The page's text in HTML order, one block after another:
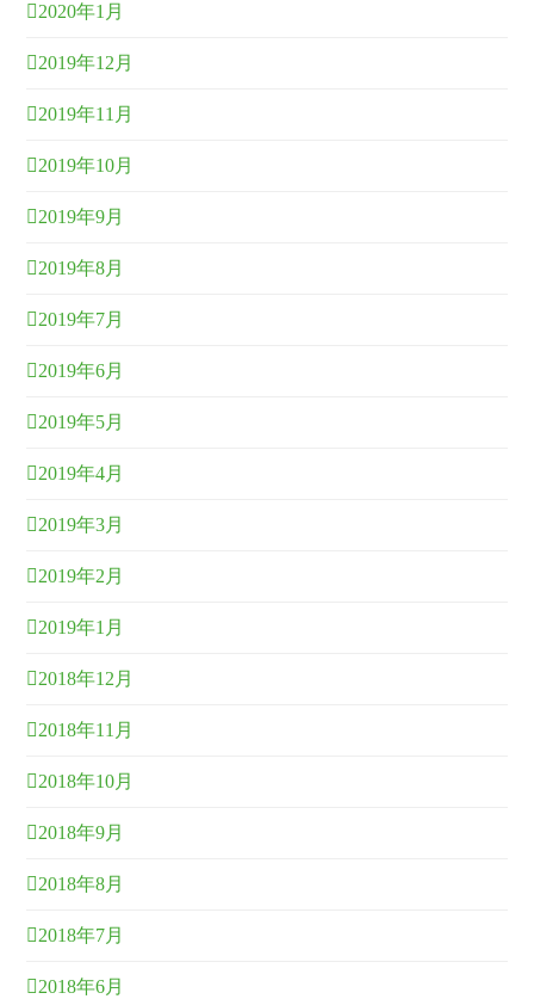
2020年1月
2019年12月
2019年11月
2019年10月
2019年9月
2019年8月
2019年7月
2019年6月
2019年5月
2019年4月
2019年3月
2019年2月
2019年1月
2018年12月
2018年11月
2018年10月
2018年9月
2018年8月
2018年7月
2018年6月